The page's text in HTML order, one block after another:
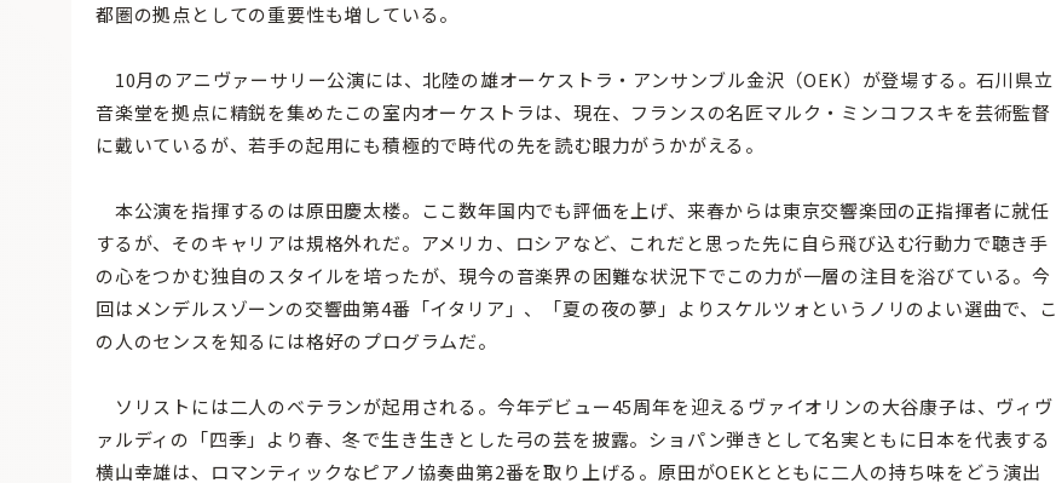
都圏の拠点としての重要性も増している。
10月のアニヴァーサリー公演には、北陸の雄オーケストラ・アンサンブル金沢（OEK）が登場する。石川県立
音楽堂を拠点に精鋭を集めたこの室内オーケストラは、現在、フランスの名匠マルク・ミンコフスキを芸術監督
に戴いているが、若手の起用にも積極的で時代の先を読む眼力がうかがえる。
本公演を指揮するのは原田慶太楼。ここ数年国内でも評価を上げ、来春からは東京交響楽団の正指揮者に就任
するが、そのキャリアは規格外れだ。アメリカ、ロシアなど、これだと思った先に自ら飛び込む行動力で聴き手
の心をつかむ独自のスタイルを培ったが、現今の音楽界の困難な状況下でこの力が一層の注目を浴びている。今
回はメンデルスゾーンの交響曲第4番「イタリア」、「夏の夜の夢」よりスケルツォというノリのよい選曲で、こ
の人のセンスを知るには格好のプログラムだ。
ソリストには二人のベテランが起用される。今年デビュー45周年を迎えるヴァイオリンの大谷康子は、ヴィヴ
ァルディの「四季」より春、冬で生き生きとした弓の芸を披露。ショパン弾きとして名実ともに日本を代表する
横山幸雄は、ロマンティックなピアノ協奏曲第2番を取り上げる。原田がOEKとともに二人の持ち味をどう演出